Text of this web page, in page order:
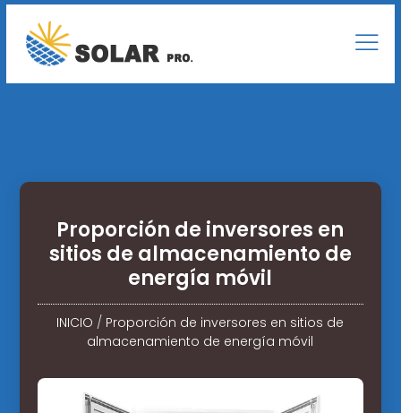
Proporción de inversores en
sitios de almacenamiento de
energía móvil
INICIO / Proporción de inversores en sitios de
almacenamiento de energía móvil